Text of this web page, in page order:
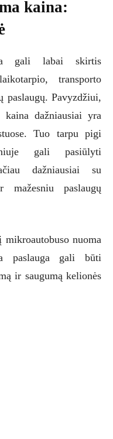
kaina:
gali labai skirtis
transporto
paslaugų. Pavyzdžiui,
dažniausiai yra
Tuo tarpu pigi
gali pasiūlyti
dažniausiai su
mažesniu paslaugų
nuoma
paslauga gali būti
ir saugumą kelionės